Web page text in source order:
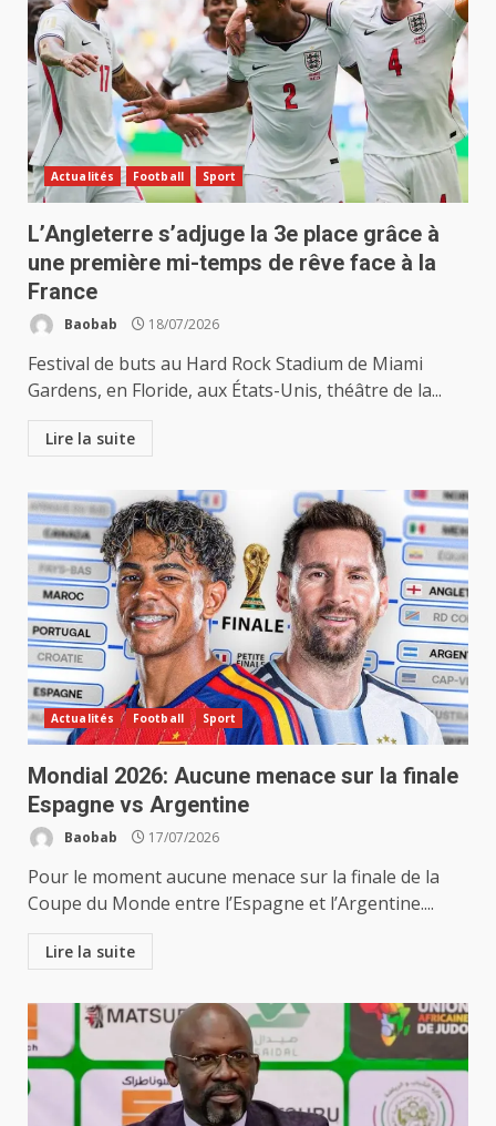
Actualités Football Sport
L’Angleterre s’adjuge la 3e place grâce à
une première mi-temps de rêve face à la
France
Baobab 18/07/2026
Festival de buts au Hard Rock Stadium de Miami
Gardens, en Floride, aux États-Unis, théâtre de la...
Lire la suite
Actualités Football Sport
Mondial 2026: Aucune menace sur la finale
Espagne vs Argentine
Baobab 17/07/2026
Pour le moment aucune menace sur la finale de la
Coupe du Monde entre l’Espagne et l’Argentine....
Lire la suite